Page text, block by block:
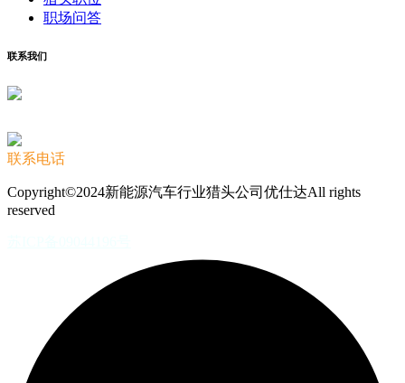
职场问答
联系我们
联系电话
Copyright©2024新能源汽车行业猎头公司优仕达All rights
reserved